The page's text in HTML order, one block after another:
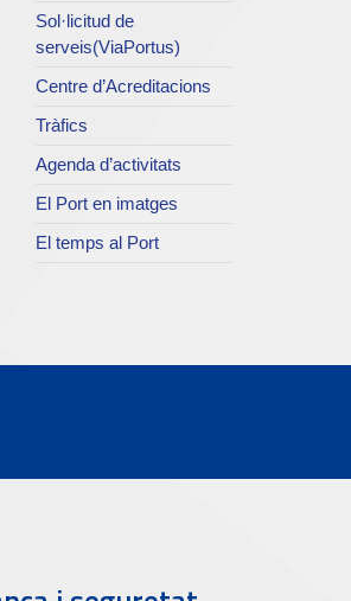
Sol·licitud de
serveis(ViaPortus)
Centre d’Acreditacions
Tràfics
Agenda d’activitats
El Port en imatges
El temps al Port